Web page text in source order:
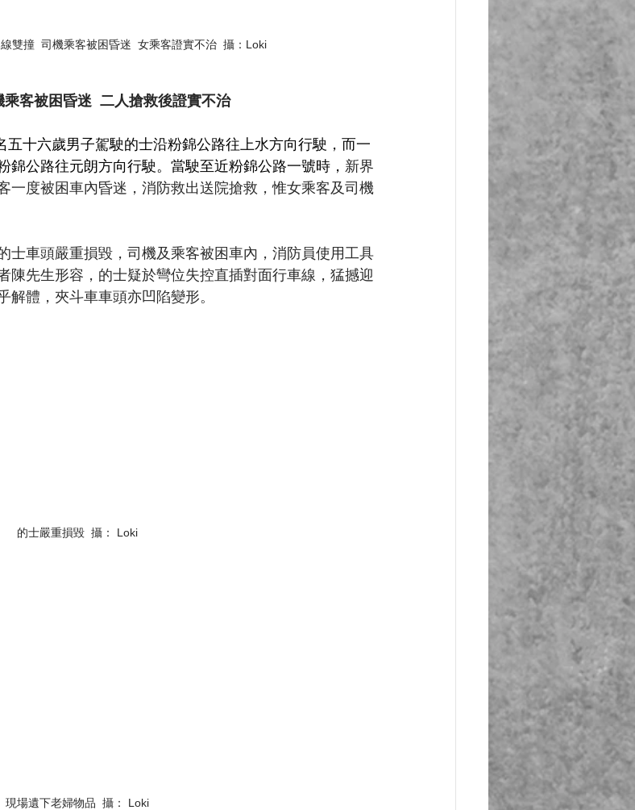
雙撞  司機乘客被困昏迷  女乘客證實不治  攝：Loki
客被困昏迷  二人搶救後證實不治
五十六歲男子駕駛的士沿粉錦公路往上水方向行駛，而一
錦公路往元朗方向行駛。當駛至近粉錦公路一號時， 新界
一度被困車內昏迷，消防救出送院搶救，惟女乘客及司機
士車頭嚴重損毀，司機及乘客被困車內，消防員使用工具
陳先生形容，的士疑於彎位失控直插對面行車線，猛撼迎
體，夾斗車車頭亦凹陷變形。
的士嚴重損毀  攝： Loki
現場遺下老婦物品  攝： Loki